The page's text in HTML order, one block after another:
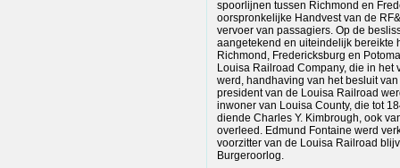
spoorlijnen tussen Richmond en
oorspronkelijke Handvest van de
vervoer van passagiers. Op de
aangetekend en uiteindelijk bereikte
Richmond, Fredericksburg en
Louisa Railroad Company, die in
werd, handhaving van het besluit
president van de Louisa Railroad
inwoner van Louisa County, die tot
diende Charles Y. Kimbrough, ook
overleed. Edmund Fontaine werd
voorzitter van de Louisa Railroad
Burgeroorlog.